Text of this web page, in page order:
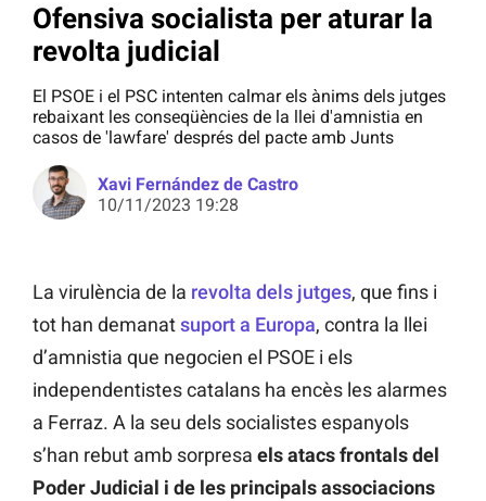
Ofensiva socialista per aturar la
revolta judicial
El PSOE i el PSC intenten calmar els ànims dels jutges
rebaixant les conseqüències de la llei d'amnistia en
casos de 'lawfare' després del pacte amb Junts
Xavi Fernández de Castro
10/11/2023 19:28
La virulència de la revolta dels jutges, que fins i
tot han demanatsuport a Europa, contra la llei
d’amnistia que negocien el PSOE i els
independentistes catalans ha encès les alarmes
a Ferraz. A la seu dels socialistes espanyols
s’han rebut amb sorpresa els atacs frontals del
Poder Judicial i de les principals associacions